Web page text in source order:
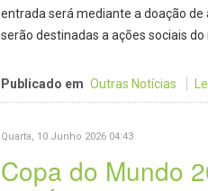
entrada será mediante a doação
serão destinadas a ações sociais do
Publicado em Outras Notícias
Quarta, 10 Junho 2026 04:43
Copa do Mundo